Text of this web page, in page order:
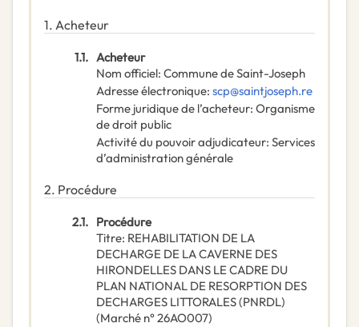
1. Acheteur
1.1. Acheteur
Nom officiel: Commune de Saint-Joseph
Adresse électronique: scp@saintjoseph.re
Forme juridique de l’acheteur: Organisme
de droit public
Activité du pouvoir adjudicateur: Services
d’administration générale
2. Procédure
2.1. Procédure
Titre: REHABILITATION DE LA
DECHARGE DE LA CAVERNE DES
HIRONDELLES DANS LE CADRE DU
PLAN NATIONAL DE RESORPTION DES
DECHARGES LITTORALES (PNRDL)
(Marché n° 26AO007)